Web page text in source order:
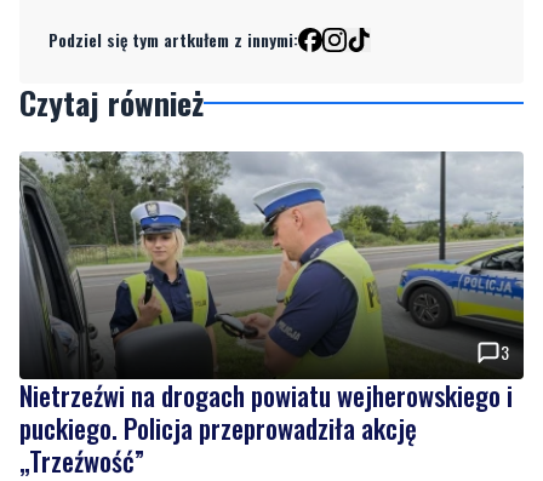
Podziel się tym artkułem z innymi:
Czytaj również
3
Nietrzeźwi na drogach powiatu wejherowskiego i
puckiego. Policja przeprowadziła akcję
„Trzeźwość”